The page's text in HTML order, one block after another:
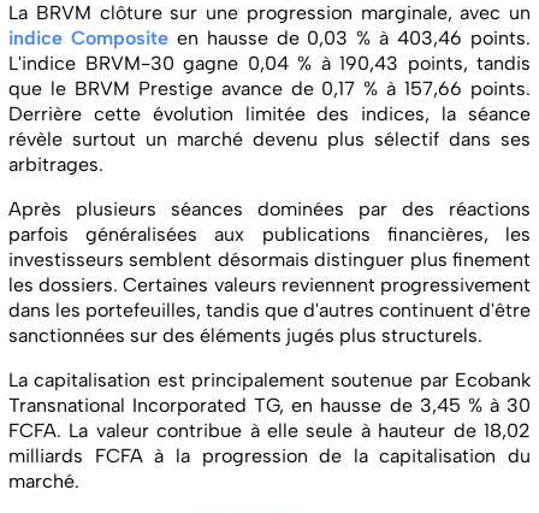
La BRVM clôture sur une progression marginale, avec un
indice Compositeen hausse de 0,03 % à 403,46 points.
L'indice BRVM-30 gagne 0,04 % à 190,43 points, tandis
que le BRVM Prestige avance de 0,17 % à 157,66 points.
Derrière cette évolution limitée des indices, la séance
révèle surtout un marché devenu plus sélectif dans ses
arbitrages.
Après plusieurs séances dominées par des réactions
parfois généralisées aux publications financières, les
investisseurs semblent désormais distinguer plus finement
les dossiers. Certaines valeurs reviennent progressivement
dans les portefeuilles, tandis que d'autres continuent d'être
sanctionnées sur des éléments jugés plus structurels.
La capitalisation est principalement soutenue par Ecobank
Transnational Incorporated TG, en hausse de 3,45 % à 30
FCFA. La valeur contribue à elle seule à hauteur de 18,02
milliards FCFA à la progression de la capitalisation du
marché.